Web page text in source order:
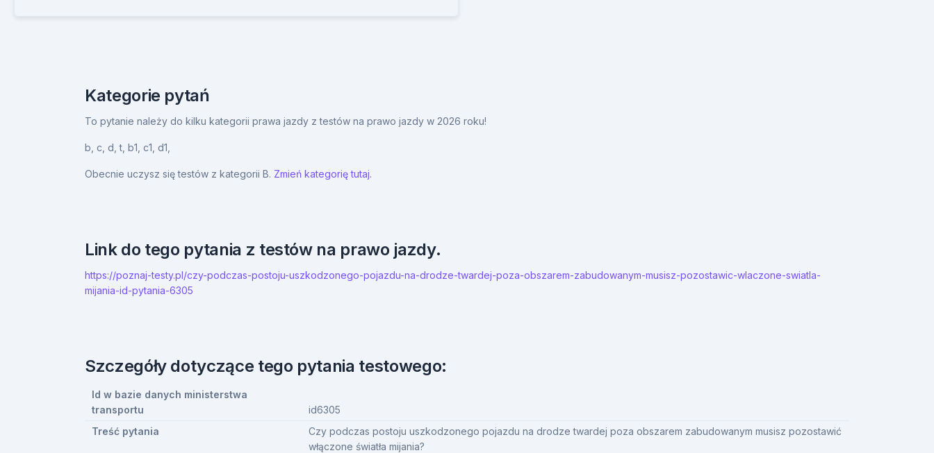
Kategorie pytań
To pytanie należy do kilku kategorii prawa jazdy z testów na prawo jazdy w 2026 roku!
b, c, d,t, b1, c1, d1,
Obecnie uczysz się testów z kategorii B. Zmień kategorię tutaj.
Link do tego pytania z testów na prawo jazdy.
https://poznaj-testy.pl/czy-podczas-postoju-uszkodzonego-pojazdu-na-drodze-twardej-poza-obszarem-zabudowanym-musisz-pozostawic-wlaczone-swiatla-
mijania-id-pytania-6305
Szczegóły dotyczące tego pytania testowego:
Id w bazie danych ministerstwa
transportu
id6305
Treść pytania
Czy podczas postoju uszkodzonego pojazdu na drodze twardej poza obszarem zabudowanym musisz pozostawić
włączone światła mijania?